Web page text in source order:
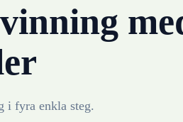
i fyra enkla steg.